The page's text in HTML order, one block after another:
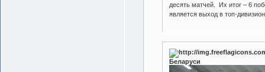
десять матчей. Их итог – 6
является выход в топ-
Беларуси